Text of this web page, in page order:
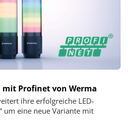
mit Profinet von Werma
ihre erfolgreiche LED-
um eine neue Variante mit